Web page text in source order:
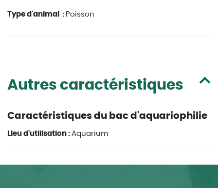
Type d'animal : Poisson
Autres caractéristiques
Caractéristiques du bac d'aquariophilie
Lieu d'utilisation : Aquarium